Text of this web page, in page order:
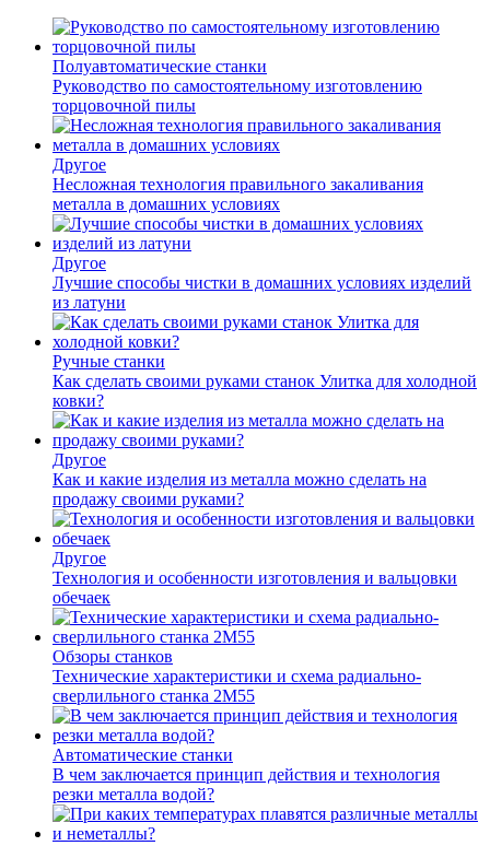
Полуавтоматические станки
Руководство по самостоятельному изготовлению
торцовочной пилы
Другое
Несложная технология правильного закаливания
металла в домашних условиях
Другое
Лучшие способы чистки в домашних условиях изделий
из латуни
Ручные станки
Как сделать своими руками станок Улитка для холодной
ковки?
Другое
Как и какие изделия из металла можно сделать на
продажу своими руками?
Другое
Технология и особенности изготовления и вальцовки
обечаек
Обзоры станков
Технические характеристики и схема радиально-
сверлильного станка 2М55
Автоматические станки
В чем заключается принцип действия и технология
резки металла водой?